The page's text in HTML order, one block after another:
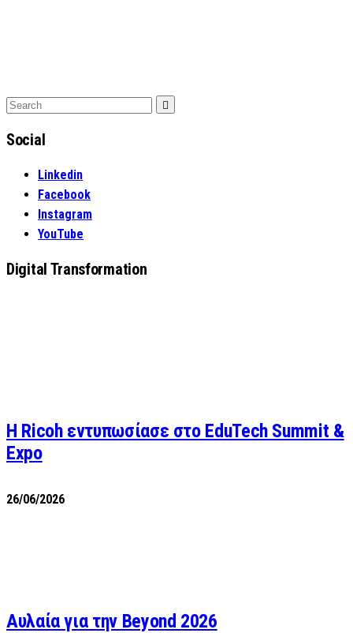
Search
Social
Linkedin
Facebook
Instagram
YouTube
Digital Transformation
Η Ricoh εντυπωσίασε στο EduTech Summit &
Expo
26/06/2026
Αυλαία για την Beyond 2026